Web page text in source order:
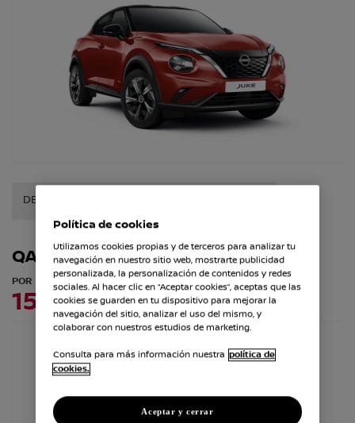
DESCUBRE ESTA OFERTA
QASHQAI
POR
150€/mes*
Política de cookies
Utilizamos cookies propias y de terceros para analizar tu
navegación en nuestro sitio web, mostrarte publicidad
personalizada, la personalización de contenidos y redes
sociales. Al hacer clic en “Aceptar cookies”, aceptas que las
cookies se guarden en tu dispositivo para mejorar la
navegación del sitio, analizar el uso del mismo, y
colaborar con nuestros estudios de marketing.
Consulta para más información nuestra política de
cookies.
Aceptar y cerrar